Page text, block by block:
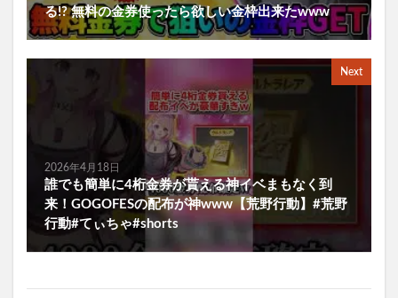
る!? 無料の金券使ったら欲しい金枠出来たwww
Next
2026年4月18日
誰でも簡単に4桁金券が貰える神イベまもなく到
来！GOGOFESの配布が神www【荒野行動】#荒野
行動#てぃちゃ#shorts